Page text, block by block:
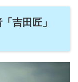
吉田匠」